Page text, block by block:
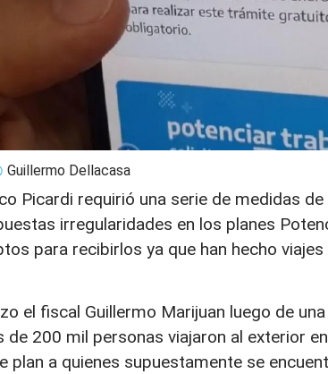
Guillermo Dellacasa
Picardi requirió una serie de medidas
irregularidades en los planes
para recibirlos ya que han hecho
el fiscal Guillermo Marijuan luego de
de 200 mil personas viajaron al exterior
plan a quienes supuestamente se